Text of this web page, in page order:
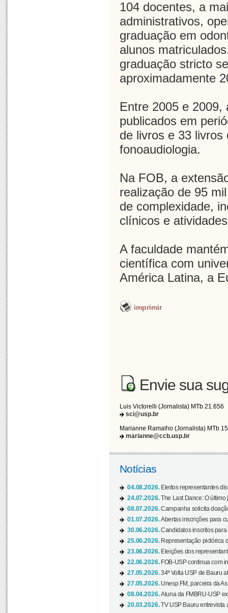
104 docentes, a
administrativos,
graduação em
alunos
graduação stricto
aproximadamente
Entre 2005 e
publicados em
de livros e 33
fonoaudiologia.
Na FOB, a
realização de 95
de complexidade,
clínicos e
A faculdade
científica com
América Latina, a
imprimir
Envie sua
Luis Victorelli (Jornalista) MTb 21.656
sci@usp.br
Marianne Ramalho (Jornalista) MTb
marianne@ccb.usp.br
Notícias
04.08.2026. Eleitos representantes
24.07.2026.The Last Dance: O
08.07.2026.Campanha solicita
01.07.2026.Abertas inscrições para
30.06.2026.Candidatos inscritos
25.06.2026. Representação pictórica
23.06.2026. Eleições dos
22.06.2026. FOB-USP continua com
27.05.2026.34ª Volta USP de Bauru
27.05.2026. Unesp FM, parceira da
08.04.2026.Aluna da FMBRU-USP
20.03.2026.TV USP Bauru entrevista